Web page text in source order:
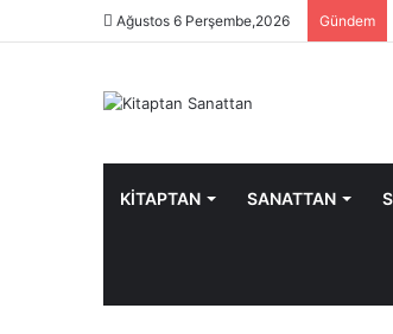
Ağustos 6 Perşembe,2026 Gündem
KİTAPTAN SANATTAN